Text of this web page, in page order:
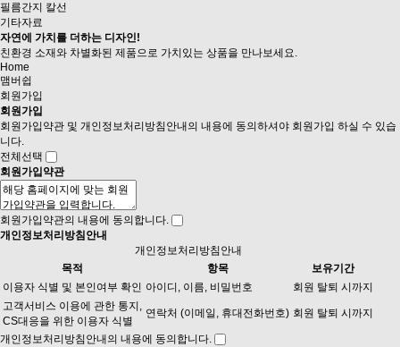
필름간지 칼선
기타자료
자연에 가치를 더하는 디자인!
친환경 소재와 차별화된 제품으로 가치있는 상품을 만나보세요.
Home
맴버쉽
회원가입
회원가입
회원가입약관 및 개인정보처리방침안내의 내용에 동의하셔야 회원가입 하실 수 있습
니다.
전체선택
회원가입약관
회원가입약관의 내용에 동의합니다.
개인정보처리방침안내
개인정보처리방침안내
목적
항목
보유기간
이용자 식별 및 본인여부 확인 아이디, 이름, 비밀번호
회원 탈퇴 시까지
고객서비스 이용에 관한 통지,
CS대응을 위한 이용자 식별
연락처 (이메일, 휴대전화번호) 회원 탈퇴 시까지
개인정보처리방침안내의 내용에 동의합니다.